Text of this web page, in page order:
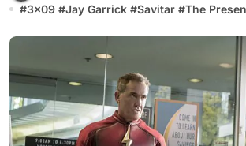
#3x09 #Jay Garrick #Savitar #The